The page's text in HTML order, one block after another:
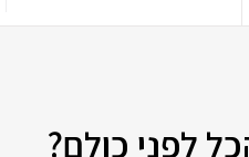
לפני כולם?